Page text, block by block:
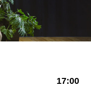
17:00